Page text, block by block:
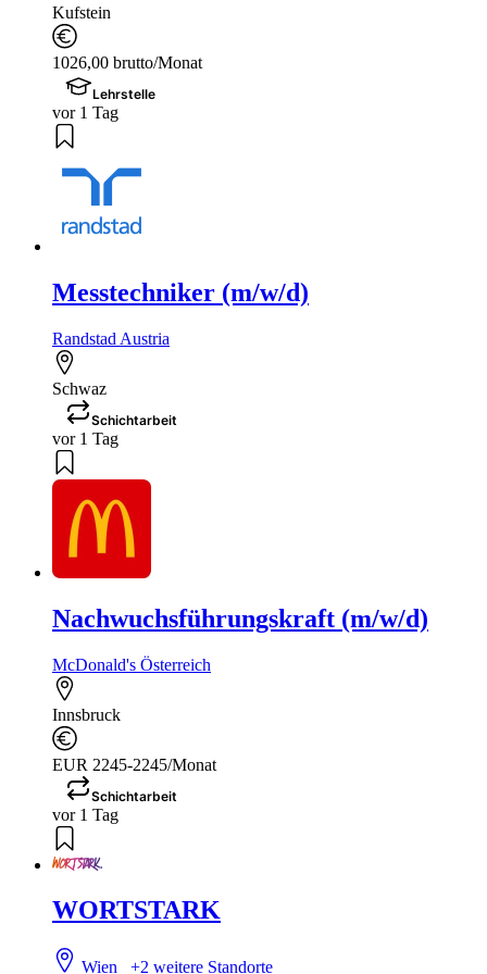
Kufstein
1026,00 brutto/Monat
Lehrstelle
vor 1 Tag
Messtechniker (m/w/d)
Randstad Austria
Schwaz
Schichtarbeit
vor 1 Tag
Nachwuchsführungskraft (m/w/d)
McDonald's Österreich
Innsbruck
EUR 2245-2245/Monat
Schichtarbeit
vor 1 Tag
WORTSTARK
Wien+2 weitere Standorte